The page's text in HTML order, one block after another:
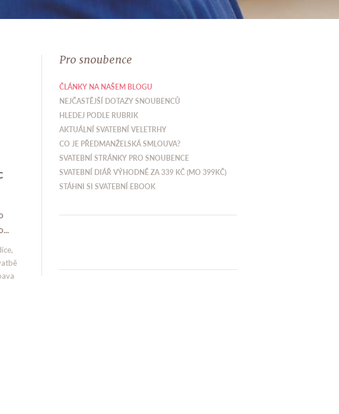
Pro snoubence
ČLÁNKY NA NAŠEM BLOGU
NEJČASTĚJŠÍ DOTAZY SNOUBENCŮ
HLEDEJ PODLE RUBRIK
AKTUÁLNÍ SVATEBNÍ VELETRHY
CO JE PŘEDMANŽELSKÁ SMLOUVA?
SVATEBNÍ STRÁNKY PRO SNOUBENCE
SVATEBNÍ DIÁŘ VÝHODNĚ ZA 339 KČ (MO 399KČ)
STÁHNI SI SVATEBNÍ EBOOK